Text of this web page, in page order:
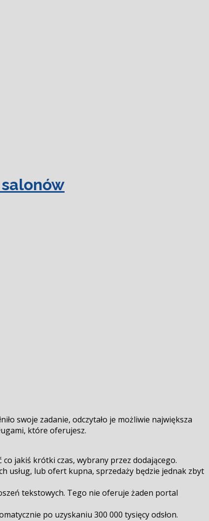
swoje zadanie, odczytało je możliwie największa
które oferujesz.
jakiś krótki czas, wybrany przez dodającego.
usług, lub ofert kupna, sprzedaży będzie jednak zbyt
tekstowych. Tego nie oferuje żaden portal
po uzyskaniu 300 000 tysięcy odsłon.